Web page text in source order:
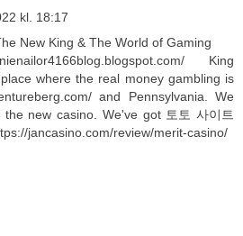
kl. 18:17
New King & The World of Gaming
King
where the real money gambling is
and Pennsylvania. We
the new casino. We've got 토토 사이트
jancasino.com/review/merit-casino/